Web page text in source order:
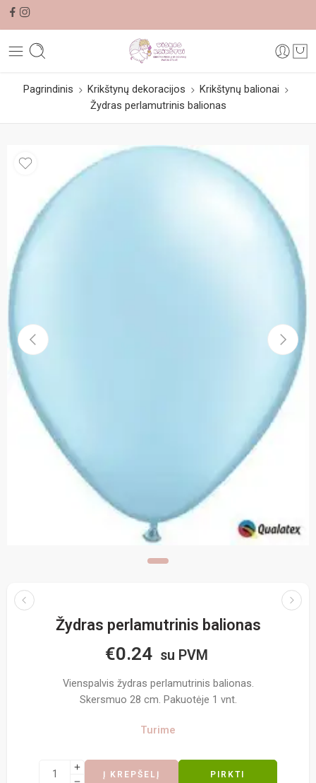
Pagrindinis Krikštynų dekoracijos
Krikštynų balionai
Žydras perlamutrinis balionas
Žydras perlamutrinis balionas
€0.24 su PVM
Vienspalvis žydras perlamutrinis balionas.
Skersmuo 28 cm. Pakuotėje 1 vnt.
Turime
Į KREPŠELĮ PIRKTI